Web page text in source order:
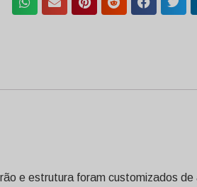
e estrutura foram customizados